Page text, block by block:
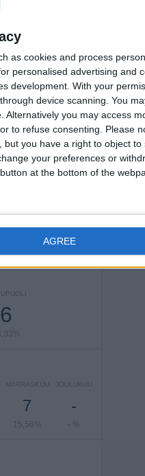
as cookies and process
personalised advertising and
development. With your
device scanning. You
Alternatively you may access
to refuse consenting.
Please
you have a right to object to
your preferences or
at the bottom of the
AGREE
YHTEENSÄ
28
VASTUSTAJAT
6
MARRASKUU
7
15,56%
JOULUKUU
-
- %